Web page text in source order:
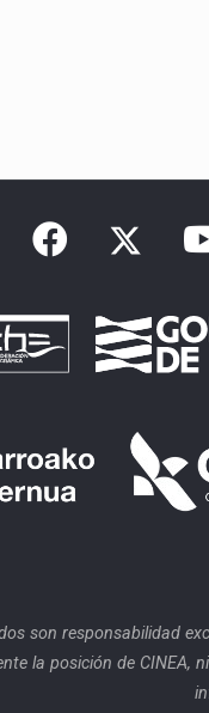
son responsabilidad
la posición de CINEA,